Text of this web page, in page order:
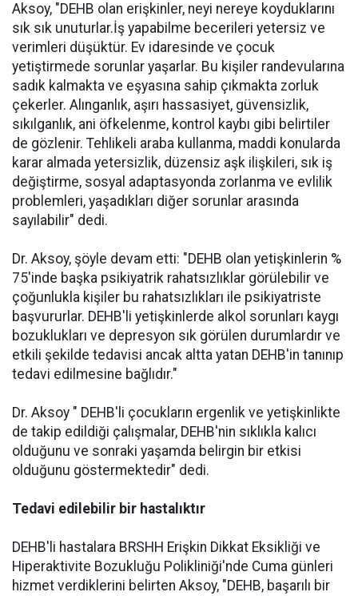
Aksoy, "DEHB olan erişkinler, neyi nereye koyduklarını
sık sık unuturlar.İş yapabilme becerileri yetersiz ve
verimleri düşüktür. Ev idaresinde ve çocuk
yetiştirmede sorunlar yaşarlar. Bu kişiler randevularına
sadık kalmakta ve eşyasına sahip çıkmakta zorluk
çekerler. Alınganlık, aşırı hassasiyet, güvensizlik,
sıkılganlık, ani öfkelenme, kontrol kaybı gibi belirtiler
de gözlenir. Tehlikeli araba kullanma, maddi konularda
karar almada yetersizlik, düzensiz aşk ilişkileri, sık iş
değiştirme, sosyal adaptasyonda zorlanma ve evlilik
problemleri, yaşadıkları diğer sorunlar arasında
sayılabilir" dedi.
Dr. Aksoy, şöyle devam etti: "DEHB olan yetişkinlerin %
75'inde başka psikiyatrik rahatsızlıklar görülebilir ve
çoğunlukla kişiler bu rahatsızlıkları ile psikiyatriste
başvururlar. DEHB'li yetişkinlerde alkol sorunları kaygı
bozuklukları ve depresyon sık görülen durumlardır ve
etkili şekilde tedavisi ancak altta yatan DEHB'in tanınıp
tedavi edilmesine bağlıdır."
Dr. Aksoy " DEHB'li çocukların ergenlik ve yetişkinlikte
de takip edildiği çalışmalar, DEHB'nin sıklıkla kalıcı
olduğunu ve sonraki yaşamda belirgin bir etkisi
olduğunu göstermektedir" dedi.
Tedavi edilebilir bir hastalıktır
DEHB'li hastalara BRSHH Erişkin Dikkat Eksikliği ve
Hiperaktivite Bozukluğu Polikliniği'nde Cuma günleri
hizmet verdiklerini belirten Aksoy, "DEHB, başarılı bir